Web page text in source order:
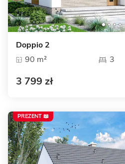
Doppio 2
90 m²
3
3 799 zł
PREZENT 📖